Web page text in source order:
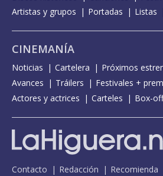
Artistas y grupos
Portadas Listas
CINEMANÍA
Noticias Cartelera Próximos
Avances
Tráilers
Festivales +
Actores y actrices
Carteles Box-
Contacto Redacción Recomienda